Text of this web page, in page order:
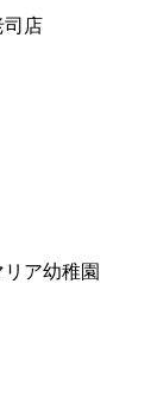
司店
ア幼稚園